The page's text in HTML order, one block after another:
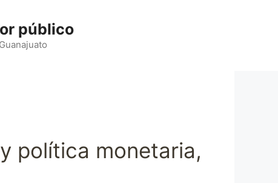
público
política monetaria,